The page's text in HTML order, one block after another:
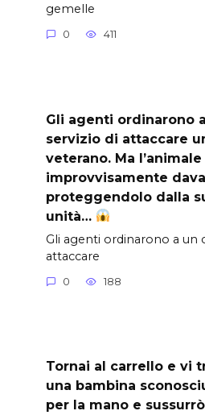
gemelle
0 411
Gli agenti ordinarono
servizio di attaccare
veterano. Ma
improvvisamente
proteggendolo dalla
unità…
Gli agenti ordinarono a un
attaccare
0 188
Tornai al carrello e vi
una bambina
per la mano e